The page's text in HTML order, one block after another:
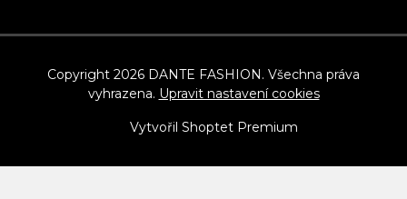
á
í
Vytvořil Shoptet Premium
Copyright 2026 DANTE FASHION. Všechna práva
vyhrazena. Upravit nastavení cookies